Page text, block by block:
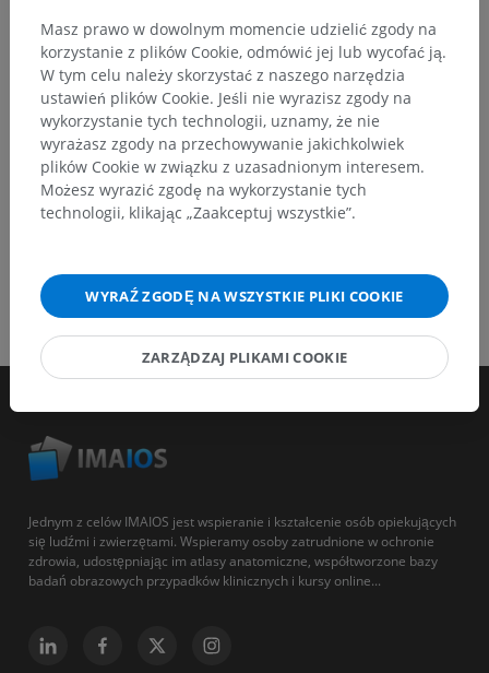
Zgłoś problem
POBIERZ APLIKACJĘ
Jednym z celów IMAIOS jest wspieranie i kształcenie osób opiekujących
się ludźmi i zwierzętami. Wspieramy osoby zatrudnione w ochronie
zdrowia, udostępniając im atlasy anatomiczne, współtworzone bazy
badań obrazowych przypadków klinicznych i kursy online...
Masz prawo w dowolnym momencie udzielić zgody na
korzystanie z plików Cookie, odmówić jej lub wycofać ją.
W tym celu należy skorzystać z naszego narzędzia
ustawień plików Cookie. Jeśli nie wyrazisz zgody na
wykorzystanie tych technologii, uznamy, że nie
wyrażasz zgody na przechowywanie jakichkolwiek
plików Cookie w związku z uzasadnionym interesem.
Możesz wyrazić zgodę na wykorzystanie tych
technologii, klikając „Zaakceptuj wszystkie”.
WYRAŹ ZGODĘ NA WSZYSTKIE PLIKI COOKIE
ZARZĄDZAJ PLIKAMI COOKIE